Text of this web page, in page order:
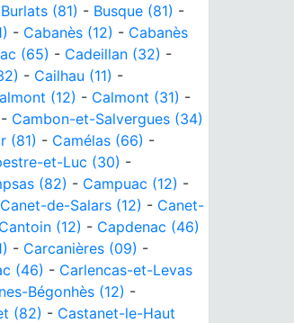
Burlats (81) - Busque (81) -
- Cabanès (12) - Cabanès
(65) - Cadeillan (32) -
- Cailhau (11) -
(12) - Calmont (31) -
- Cambon-et-Salvergues (34)
(81) - Camélas (66) -
et-Luc (30) -
(82) - Campuac (12) -
Canet-de-Salars (12) - Canet-
Cantoin (12) - Capdenac (46)
- Carcanières (09) -
(46) - Carlencas-et-Levas
Bégonhès (12) -
(82) - Castanet-le-Haut